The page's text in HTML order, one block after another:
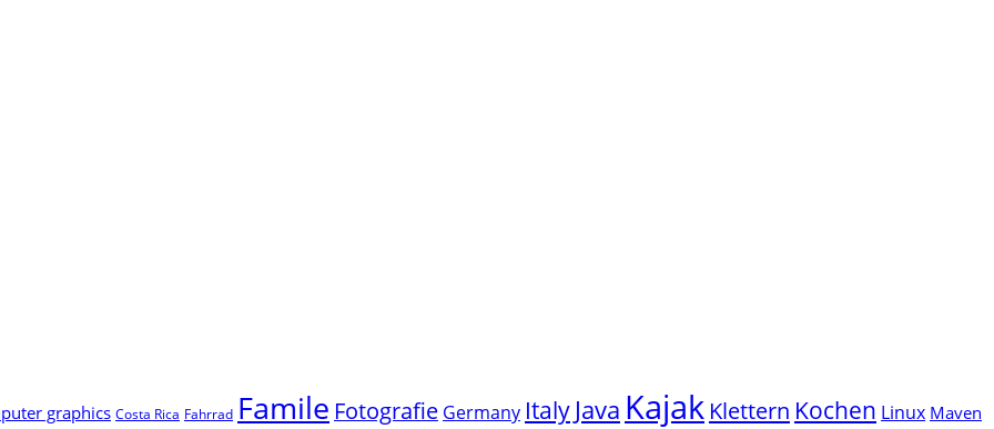
graphics Costa Rica Fahrrad Famile Fotografie Germany Italy Java Kajak Klettern Kochen Linux Maven